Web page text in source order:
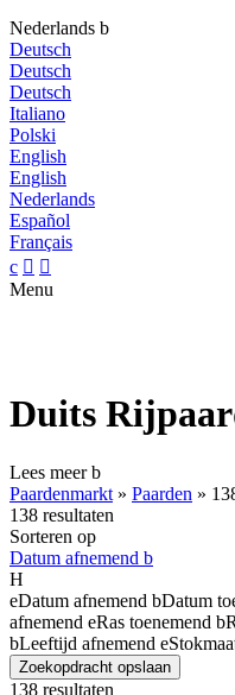
Nederlands b
Deutsch
Deutsch
Deutsch
Italiano
Polski
English
English
Nederlands
Español
Français
c  
Menu
Duits
Lees meerb
Paardenmarkt » Paarden »
138 resultaten
Sorteren op
Datum afnemend b
H
eDatum afnemend bDatum
afnemend eRas toenemend b
bLeeftijd afnemend e
Zoekopdracht opslaan
138 resultaten